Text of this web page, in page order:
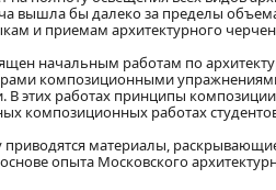
вышла бы далеко за пределы
и приемам архитектурного
начальным работам по
композиционными
В этих работах принципы
композиционных работах
материалы,
опыта Московского